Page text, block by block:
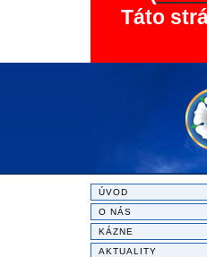
Táto
ÚVOD
O NÁS
KÁZNE
AKTUALITY